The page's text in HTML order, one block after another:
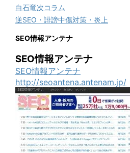
白石竜次コラム
逆SEO・誹謗中傷対策・炎上
SEO情報アンテナ
SEO情報アンテナ
SEO情報アンテナ
http://seoantena.antenam.jp/